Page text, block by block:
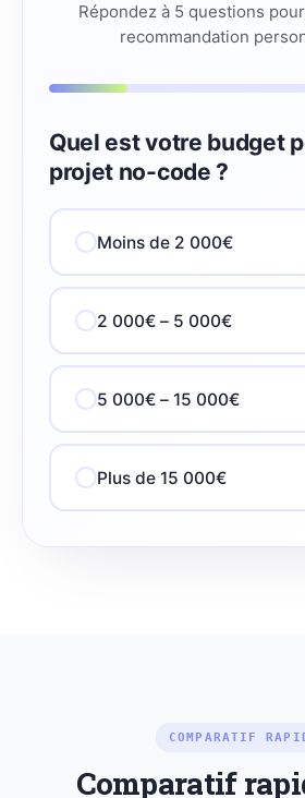
Répondez à 5 questions
recommandation
Quel est votre budget
projet no-code ?
Moins de 2 000€
2 000€ – 5 000€
5 000€ – 15 000€
Plus de 15 000€
COMPARATIF
Comparatif